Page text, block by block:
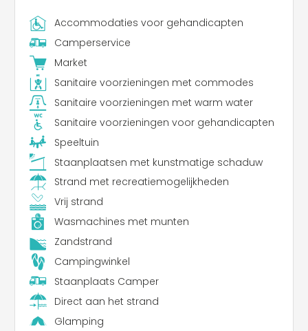
Accommodaties voor gehandicapten
Camperservice
Market
Sanitaire voorzieningen met commodes
Sanitaire voorzieningen met warm water
Sanitaire voorzieningen voor gehandicapten
Speeltuin
Staanplaatsen met kunstmatige schaduw
Strand met recreatiemogelijkheden
Vrij strand
Wasmachines met munten
Zandstrand
Campingwinkel
Staanplaats Camper
Direct aan het strand
Glamping